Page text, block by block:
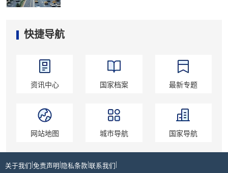
快捷导航
资讯中心 国家档案 最新专题
网站地图 城市导航 国家导航
关于我们 免责声明 隐私条款 联系我们